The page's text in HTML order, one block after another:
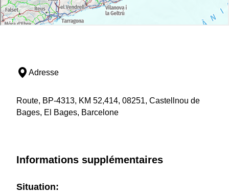
Adresse
Route, BP-4313, KM 52,414, 08251, Castellnou de
Bages, El Bages, Barcelone
Informations supplémentaires
Situation: